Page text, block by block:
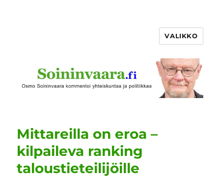
VALIKKO
Mittareilla on eroa –
kilpaileva ranking
taloustieteilijöille